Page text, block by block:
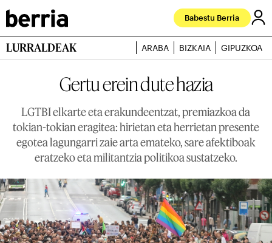
Babestu Berria
LURRALDEAK ARABA BIZKAIA GIPUZKOA
Gertu erein dute hazia
LGTBI elkarte eta erakundeentzat, premiazkoa da
tokian-tokian eragitea: hirietan eta herrietan presente
egotea lagungarri zaie arta emateko, sare afektiboak
eratzeko eta militantzia politikoa sustatzeko.